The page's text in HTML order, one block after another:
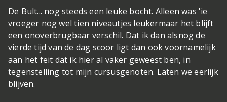
De Bult... nog steeds een leuke bocht. Alleen was 'ie
vroeger nog wel tien niveautjes leukermaar het blijft
een onoverbrugbaar verschil. Dat ik dan alsnog de
vierde tijd van de dag scoor ligt dan ook voornamelijk
aan het feit dat ik hier al vaker geweest ben, in
tegenstelling tot mijn cursusgenoten. Laten we eerlijk
blijven.